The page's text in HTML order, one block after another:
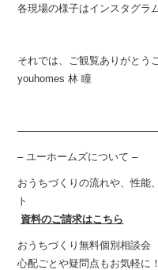
各現場の様子はインスタグラ
それでは、ご観覧ありがとう
youhomes 林 瞳
– ユーホームズについて –
おうちづくりの流れや、性能
ト
資料のご請求はこちら
おうちづくり無料個別相談会
心配ごとや疑問点もお気軽に